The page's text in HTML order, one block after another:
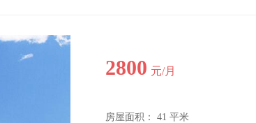
2800 元/月
房屋面积： 41 平米